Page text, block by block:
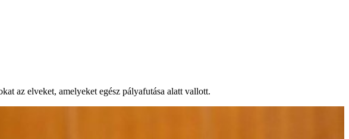
az elveket, amelyeket egész pályafutása alatt vallott.